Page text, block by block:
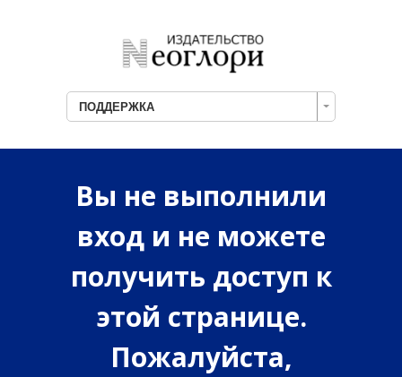
ПОДДЕРЖКА
Вы не выполнили
вход и не можете
получить доступ к
этой странице.
Пожалуйста,